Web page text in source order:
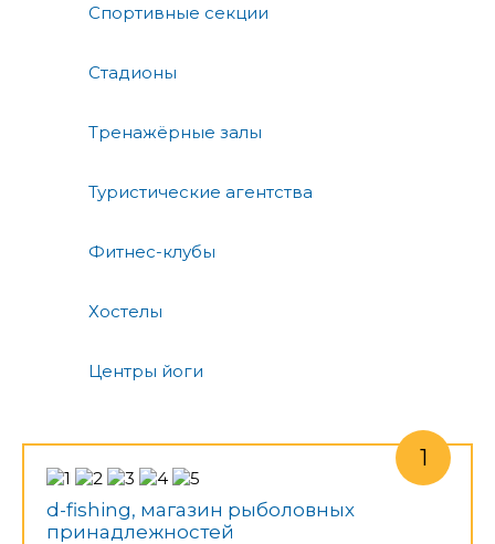
Спортивные секции
Стадионы
Тренажёрные залы
Туристические агентства
Фитнес-клубы
Хостелы
Центры йоги
d-fishing, магазин рыболовных
принадлежностей